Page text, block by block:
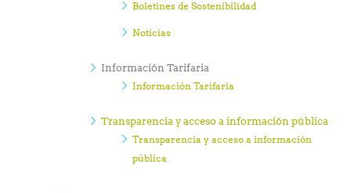
Boletines de Sostenibilidad
Noticias
Información Tarifaria
Información Tarifaria
Transparencia y acceso a información pública
Transparencia y acceso a información
pública